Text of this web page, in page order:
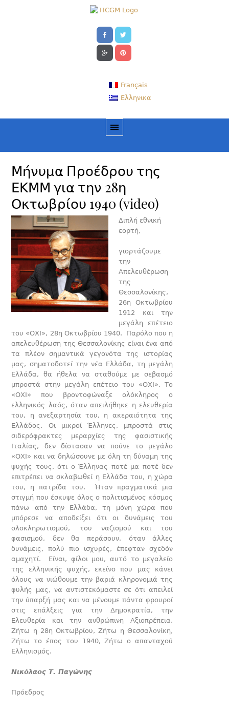
Français
Ελληνικα
Μήνυμα Προέδρου της
ΕΚΜΜ για την 28η
Οκτωβρίου 1940 (video)
Διπλή εθνική
εορτή,
γιορτάζουμε
την
Απελευθέρωση
της
Θεσσαλονίκης,
26η Οκτωβρίου
1912 και την
μεγάλη επέτειο
του «ΟΧΙ», 28η Οκτωβρίου 1940. Παρόλο που η
απελευθέρωση της Θεσσαλονίκης είναι ένα από
τα πλέον σημαντικά γεγονότα της ιστορίας
μας, σηματοδοτεί την νέα Ελλάδα, τη μεγάλη
Ελλάδα, θα ήθελα να σταθούμε με σεβασμό
μπροστά στην μεγάλη επέτειο του «ΟΧΙ». Το
«ΟΧΙ» που βροντοφώναξε ολόκληρος ο
ελληνικός λαός, όταν απειλήθηκε η ελευθερία
του, η ανεξαρτησία του, η ακεραιότητα της
Ελλάδος. Οι μικροί Έλληνες, μπροστά στις
σιδερόφρακτες μεραρχίες της φασιστικής
Ιταλίας, δεν δίστασαν να πούνε το μεγάλο
«ΟΧΙ» και να δηλώσουνε με όλη τη δύναμη της
ψυχής τους, ότι ο Έλληνας ποτέ μα ποτέ δεν
επιτρέπει να σκλαβωθεί η Ελλάδα του, η χώρα
του, η πατρίδα του. Ήταν πραγματικά μια
στιγμή που έσκυψε όλος ο πολιτισμένος κόσμος
πάνω από την Ελλάδα, τη μόνη χώρα που
μπόρεσε να αποδείξει ότι οι δυνάμεις του
ολοκληρωτισμού, του ναζισμού και του
φασισμού, δεν θα περάσουν, όταν άλλες
δυνάμεις, πολύ πιο ισχυρές, έπεφταν σχεδόν
αμαχητί. Είναι, φίλοι μου, αυτό το μεγαλείο
της ελληνικής ψυχής, εκείνο που μας κάνει
όλους να νιώθουμε την βαριά κληρονομιά της
φυλής μας, να αντιστεκόμαστε σε ότι απειλεί
την ύπαρξή μας και να μένουμε πάντα φρουροί
στις επάλξεις για την Δημοκρατία, την
Ελευθερία και την ανθρώπινη Αξιοπρέπεια.
Ζήτω η 28η Οκτωβρίου, Ζήτω η Θεσσαλονίκη,
Ζήτω το έπος του 1940, Ζήτω ο απανταχού
Ελληνισμός.
Νικόλαος Τ. Παγώνης
Πρόεδρος